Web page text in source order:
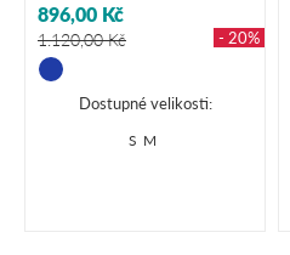
896,00 Kč
1.120,00 Kč - 20%
Dostupné velikosti:
S M